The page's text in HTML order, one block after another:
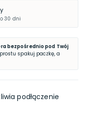
30 dni
bezpośrednio pod Twój
spakuj paczkę, a
podłączenie